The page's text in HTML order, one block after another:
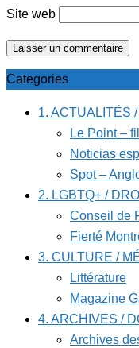
Site web
Categories
1. ACTUALITÉS
Le Point –
Noticias
Spot –
2. LGBTQ+ /
Conseil de
Fierté
3. CULTURE /
Littérature
Magazine
4. ARCHIVES /
Archives